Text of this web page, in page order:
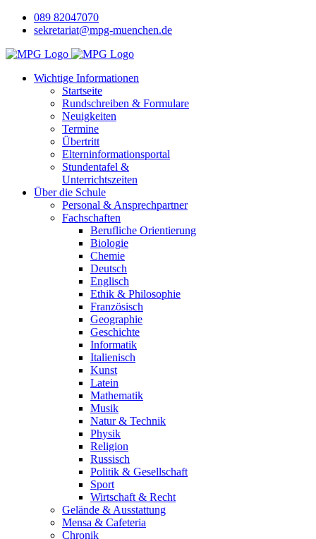
089 82047070
sekretariat@mpg-muenchen.de
Wichtige Informationen
Startseite
Rundschreiben & Formulare
Neuigkeiten
Termine
Übertritt
Elterninformationsportal
Stundentafel &
Unterrichtszeiten
Über die Schule
Personal & Ansprechpartner
Fachschaften
Berufliche Orientierung
Biologie
Chemie
Deutsch
Englisch
Ethik & Philosophie
Französisch
Geographie
Geschichte
Informatik
Italienisch
Kunst
Latein
Mathematik
Musik
Natur & Technik
Physik
Religion
Russisch
Politik & Gesellschaft
Sport
Wirtschaft & Recht
Gelände & Ausstattung
Mensa & Cafeteria
Chronik